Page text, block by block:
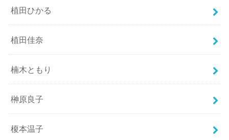
植田ひかる
植田佳奈
楠木ともり
榊原良子
榎本温子